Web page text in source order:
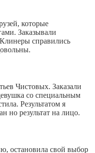
которые
Заказывали
справились
Чистовых. Заказали
со специальным
Результатом я
но результат на лицо.
остановила свой выбор